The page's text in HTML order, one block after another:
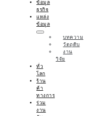
ข้อมูล
ธุรกิจ
แหล่ง
ข้อมูล
บทความ
วัตถุดิบ
งาน
วิจัย
ทั่ว
โลก
ร้าน
ค้า
ทางการ
ร่วม
งาน